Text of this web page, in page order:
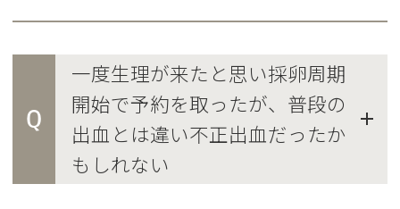
Q
一度生理が来たと思い採卵周期
開始で予約を取ったが、普段の
出血とは違い不正出血だったか
もしれない